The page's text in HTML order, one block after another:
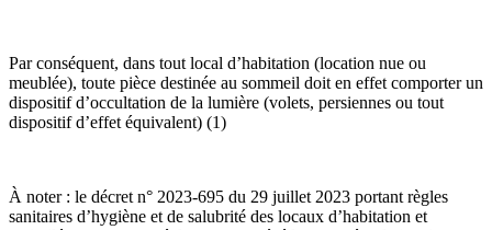
Par conséquent, dans tout local d’habitation (location nue ou
meublée), toute pièce destinée au sommeil doit en effet comporter un
dispositif d’occultation de la lumière (volets, persiennes ou tout
dispositif d’effet équivalent) (1)
À noter : le décret n° 2023-695 du 29 juillet 2023 portant règles
sanitaires d’hygiène et de salubrité des locaux d’habitation et